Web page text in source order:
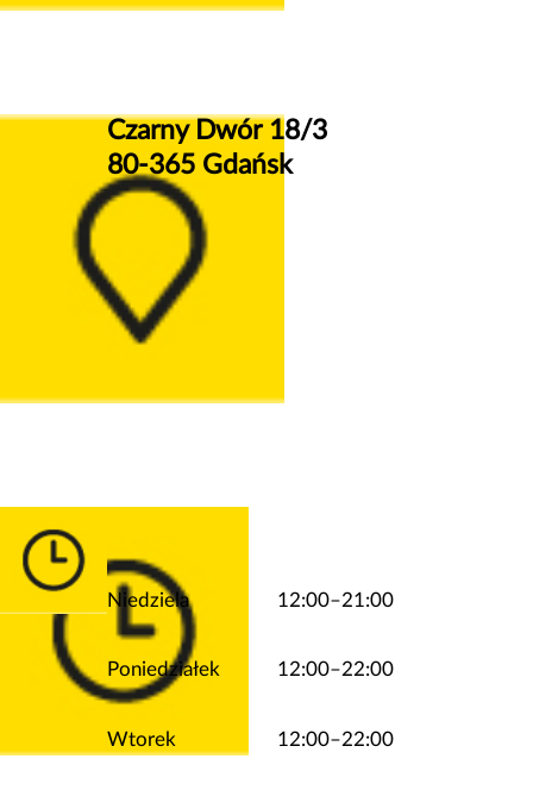
Czarny Dwór 18/3
80-365 Gdańsk
Niedziela 12:00–21:00
Poniedziałek 12:00–22:00
Wtorek 12:00–22:00